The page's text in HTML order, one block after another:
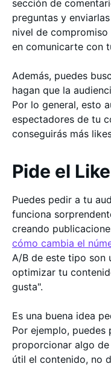
sección de
preguntas y
nivel de
en comunicarte con
Además, puedes
hagan que la
Por lo general, esto
espectadores de tu
conseguirás más
Pide el Like
Puedes pedir a tu
funciona
creando
cómo cambia el
A/B de este tipo son
optimizar tu
gusta".
Es una buena idea
Por ejemplo, puedes
proporcionar algo
útil el contenido, no